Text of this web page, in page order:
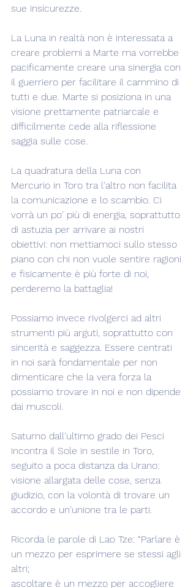
sue insicurezze.
La Luna in realtà non è interessata a
creare problemi a Marte ma vorrebbe
pacificamente creare una sinergia con
il guerriero per facilitare il cammino di
tutti e due. Marte si posiziona in una
visione prettamente patriarcale e
difficilmente cede alla riflessione
saggia sulle cose.
La quadratura della Luna con
Mercurio in Toro tra l'altro non facilita
la comunicazione e lo scambio. Ci
vorrà un po' più di energia, soprattutto
di astuzia per arrivare ai nostri
obiettivi: non mettiamoci sullo stesso
piano con chi non vuole sentire ragioni
e fisicamente è più forte di noi,
perderemo la battaglia!
Possiamo invece rivolgerci ad altri
strumenti più arguti, soprattutto con
sincerità e saggezza. Essere centrati
in noi sarà fondamentale per non
dimenticare che la vera forza la
possiamo trovare in noi e non dipende
dai muscoli.
Saturno dall'ultimo grado dei Pesci
incontra il Sole in sestile in Toro,
seguito a poca distanza da Urano:
visione allargata delle cose, senza
giudizio, con la volontà di trovare un
accordo e un'unione tra le parti.
Ricorda le parole di Lao Tze: “Parlare è
un mezzo per esprimere se stessi agli
altri;
ascoltare è un mezzo per accogliere